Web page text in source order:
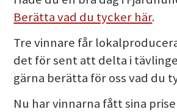
Berätta vad du tycker här.
Tre vinnare får
det för sent att delta i
gärna berätta för oss vad du
Nu har vinnarna fått sina